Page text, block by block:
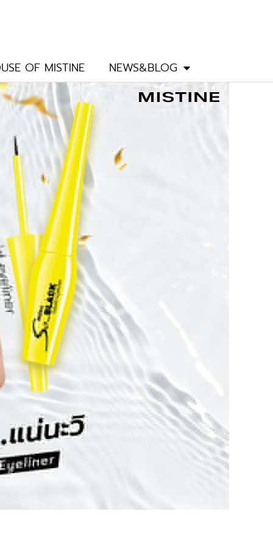
OF MISTINE NEWS&BLOG